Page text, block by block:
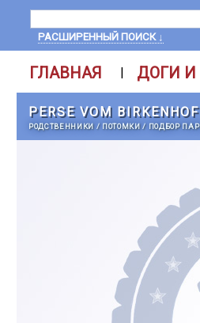
РАСШИРЕННЫЙ ПОИСК ↓
ГЛАВНАЯ | ДОГИ
PERSE VOM BIRKENHOF
РОДСТВЕННИКИ / ПОТОМКИ/ ПОДБОР